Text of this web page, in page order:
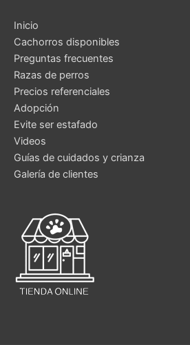
Inicio
Cachorros disponibles
Preguntas frecuentes
Razas de perros
Precios referenciales
Adopción
Evite ser estafado
Videos
Guías de cuidados y crianza
Galería de clientes